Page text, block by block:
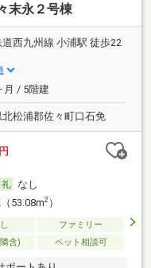
末永２号棟
西九州線 小浦駅 徒歩22
月 / 5階建
松浦郡佐々町口石免
なし
53.08m2）
ファミリー
含) ペット相談可